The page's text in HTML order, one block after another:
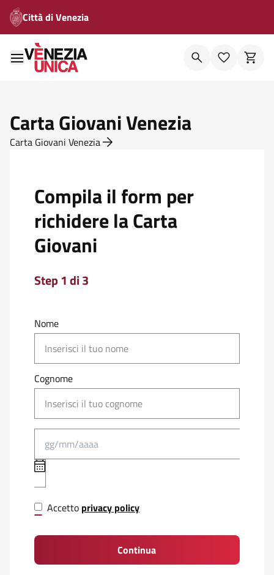
Città di Venezia
Carta Giovani Venezia
Carta Giovani Venezia
Compila il form per
richidere la Carta
Giovani
Step 1 di 3
Nome
Cognome
Accetto privacy policy
Continua